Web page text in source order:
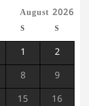
August 2026
S S
1 2
8 9
15 16